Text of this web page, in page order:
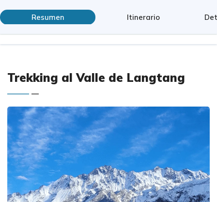
Resumen Itinerario
Trekking al Valle de Langtang